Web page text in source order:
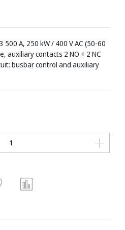
500 A, 250 kW / 400 V AC (50-60
auxiliary contacts 2 NO + 2 NC
busbar control and auxiliary